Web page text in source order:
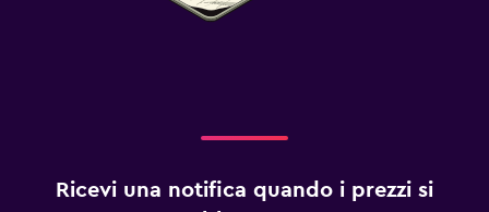
Ricevi una notifica quando i prezzi si